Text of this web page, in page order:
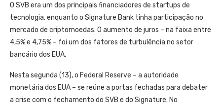
O SVB era um dos principais financiadores de startups de
tecnologia, enquanto o Signature Bank tinha participação no
mercado de criptomoedas. O aumento de juros – na faixa entre
4,5% e 4,75% – foi um dos fatores de turbulência no setor
bancário dos EUA.
Nesta segunda (13), o Federal Reserve – a autoridade
monetária dos EUA – se reúne a portas fechadas para debater
a crise com o fechamento do SVB e do Signature. No